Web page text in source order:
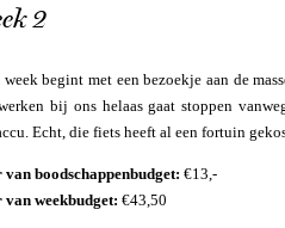
2
week begint met een bezoekje aan de
bij ons helaas gaat stoppen
Echt, die fiets heeft al een fortuin
van boodschappenbudget: €13,-
van weekbudget: €43,50